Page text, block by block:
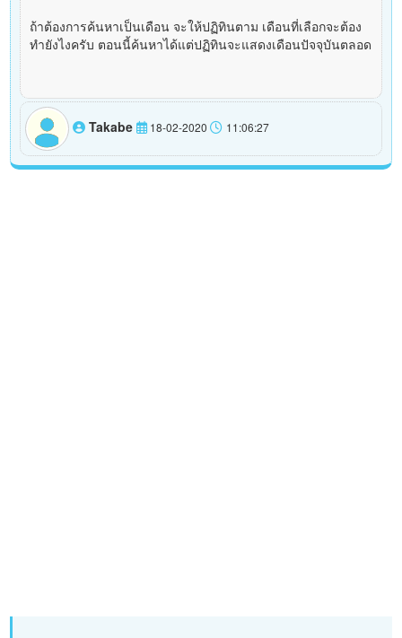
ถ้าต้องการค้นหาเป็นเดือน จะให้ปฏิทินตาม เดือนที่เลือกจะต้อง
ทำยังไงครับ ตอนนี้ค้นหาได้แต่ปฏิทินจะแสดงเดือนปัจจุบันตลอด
Takabe 18-02-2020 11:06:27